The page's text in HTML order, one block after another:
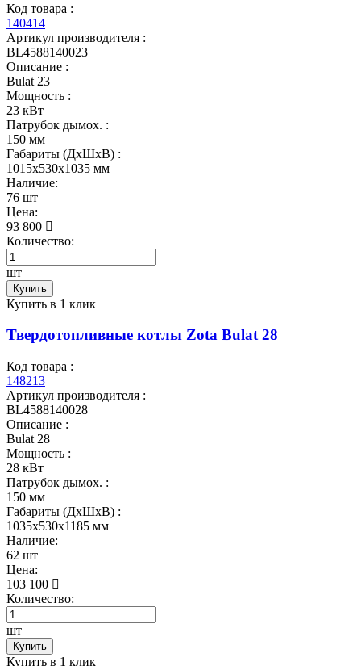
Код товара :
140414
Артикул производителя :
BL4588140023
Описание :
Bulat 23
Мощность :
23 кВт
Патрубок дымох. :
150 мм
Габариты (ДхШхВ) :
1015x530x1035 мм
Наличие:
76 шт
Цена:
93 800
Количество:
шт
Купить
Купить в 1 клик
Твердотопливные котлы Zota Bulat 28
Код товара :
148213
Артикул производителя :
BL4588140028
Описание :
Bulat 28
Мощность :
28 кВт
Патрубок дымох. :
150 мм
Габариты (ДхШхВ) :
1035x530x1185 мм
Наличие:
62 шт
Цена:
103 100
Количество:
шт
Купить
Купить в 1 клик